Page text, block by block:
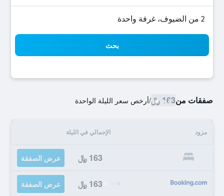
2 من الضيوف، غرفة واحدة
بحث
صفقات من163 ﷼ /أرخص سعر الليلة الواحدة
مزود الإجمالي في الليلة
163 ﷼ عرض الصفقة
163 ﷼ عرض الصفقة